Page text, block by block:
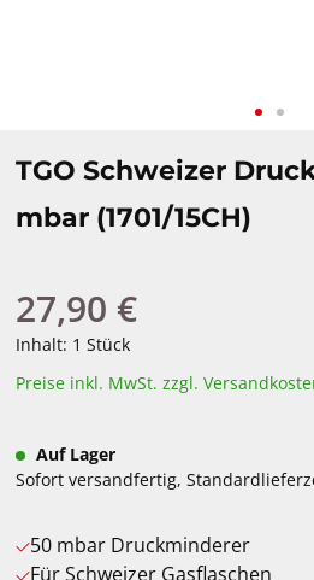
TGO Schweizer
mbar (1701/15CH)
Regulärer Preis:
27,90 €
Inhalt: 1 Stück
Preise inkl. MwSt. zzgl.
Auf Lager
Sofort versandfertig,
50 mbar Druckminderer
Für Schweizer Gasflaschen